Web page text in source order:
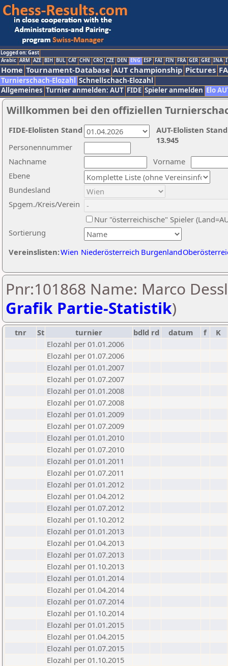
Logged on: Gast
Arabic ARM AZE BIH BUL CAT CHN CRO CZE DEN ENG ESP FAI FIN FRA GER GRE INA
Home Tournament-Database AUT championship Pictures
Turnierschach-Elozahl Schnellschach-Elozahl
Allgemeines Turnier anmelden: AUT FIDE Spieler anmelden Elo
Willkommen bei den offiziellen
Nachname
Vorname
Ebene
Sortierung
Personennummer
Bundesland
Spgem./Kreis/Verein
Nur "österreichische" Spieler
Vereinslisten:Wien Niederösterreich Burgenland
AUT-Elolisten
13.945
FIDE-Elolisten Stand
Pnr:101868 Name: Marco
Grafik Partie-Statistik)
tnr St turnier bdld rd datum f
K
Elozahl per 01.01.2006
Elozahl per 01.07.2006
Elozahl per 01.01.2007
Elozahl per 01.07.2007
Elozahl per 01.01.2008
Elozahl per 01.07.2008
Elozahl per 01.01.2009
Elozahl per 01.07.2009
Elozahl per 01.01.2010
Elozahl per 01.07.2010
Elozahl per 01.01.2011
Elozahl per 01.07.2011
Elozahl per 01.01.2012
Elozahl per 01.04.2012
Elozahl per 01.07.2012
Elozahl per 01.10.2012
Elozahl per 01.01.2013
Elozahl per 01.04.2013
Elozahl per 01.07.2013
Elozahl per 01.10.2013
Elozahl per 01.01.2014
Elozahl per 01.04.2014
Elozahl per 01.07.2014
Elozahl per 01.10.2014
Elozahl per 01.01.2015
Elozahl per 01.04.2015
Elozahl per 01.07.2015
Elozahl per 01.10.2015